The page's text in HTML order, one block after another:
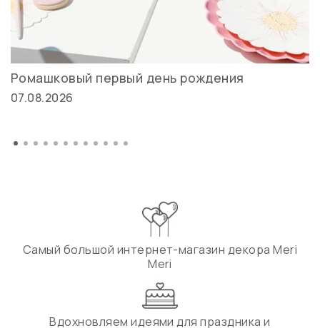
Ромашковый первый день рождения
07.08.2026
Самый большой интернет-магазин декора Meri
Meri
Вдохновляем идеями для праздника и